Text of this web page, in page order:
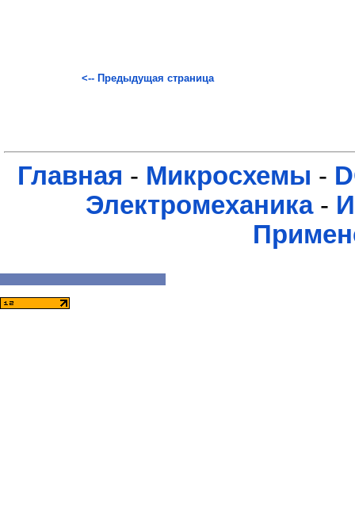
<-- Предыдущая страница
Главная - Микросхемы -
Электромеханика-